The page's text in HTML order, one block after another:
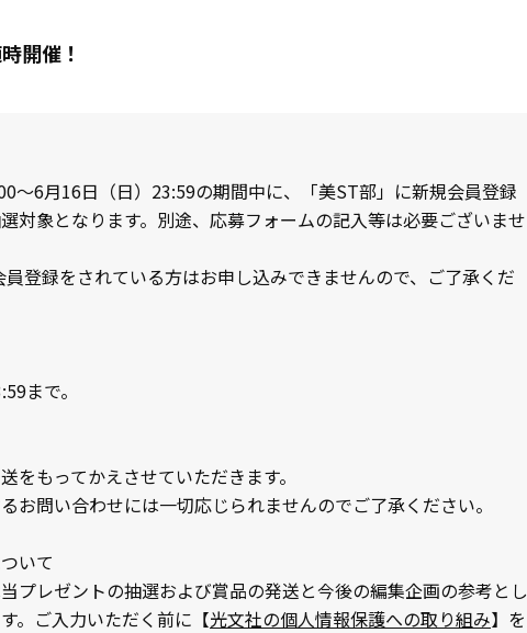
開催！
～6月16日（日）23:59の期間中に、「美ST部」に新規会員登録
対象となります。別途、応募フォームの記入等は必要ございませ
登録をされている方はお申し込みできませんので、ご了承くだ
まで。
をもってかえさせていただきます。
お問い合わせには一切応じられませんのでご了承ください。
いて
プレゼントの抽選および賞品の発送と今後の編集企画の参考とし
。ご入力いただく前に【光文社の個人情報保護への取り組み】を